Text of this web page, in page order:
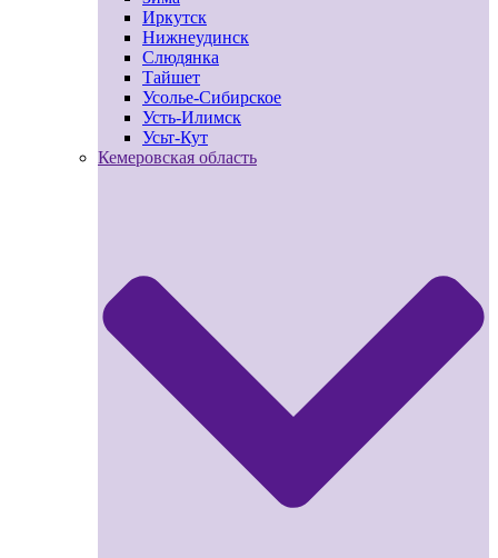
Иркутск
Нижнеудинск
Слюдянка
Тайшет
Усолье-Сибирское
Усть-Илимск
Усьт-Кут
Кемеровская область